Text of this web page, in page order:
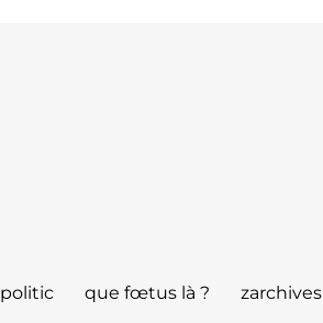
politic que fœtus là ? zarchives